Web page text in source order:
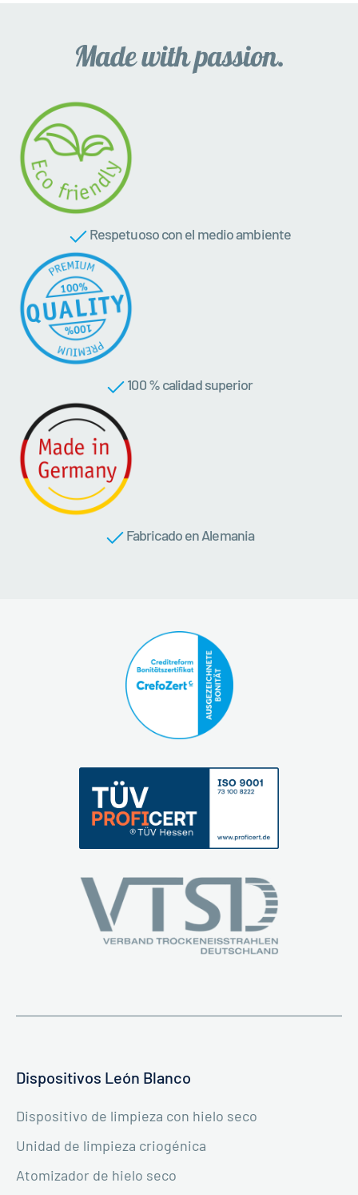
Respetuoso con el medio ambiente
100 % calidad superior
Fabricado en Alemania
Dispositivos León Blanco
Dispositivo de limpieza con hielo seco
Unidad de limpieza criogénica
Atomizador de hielo seco